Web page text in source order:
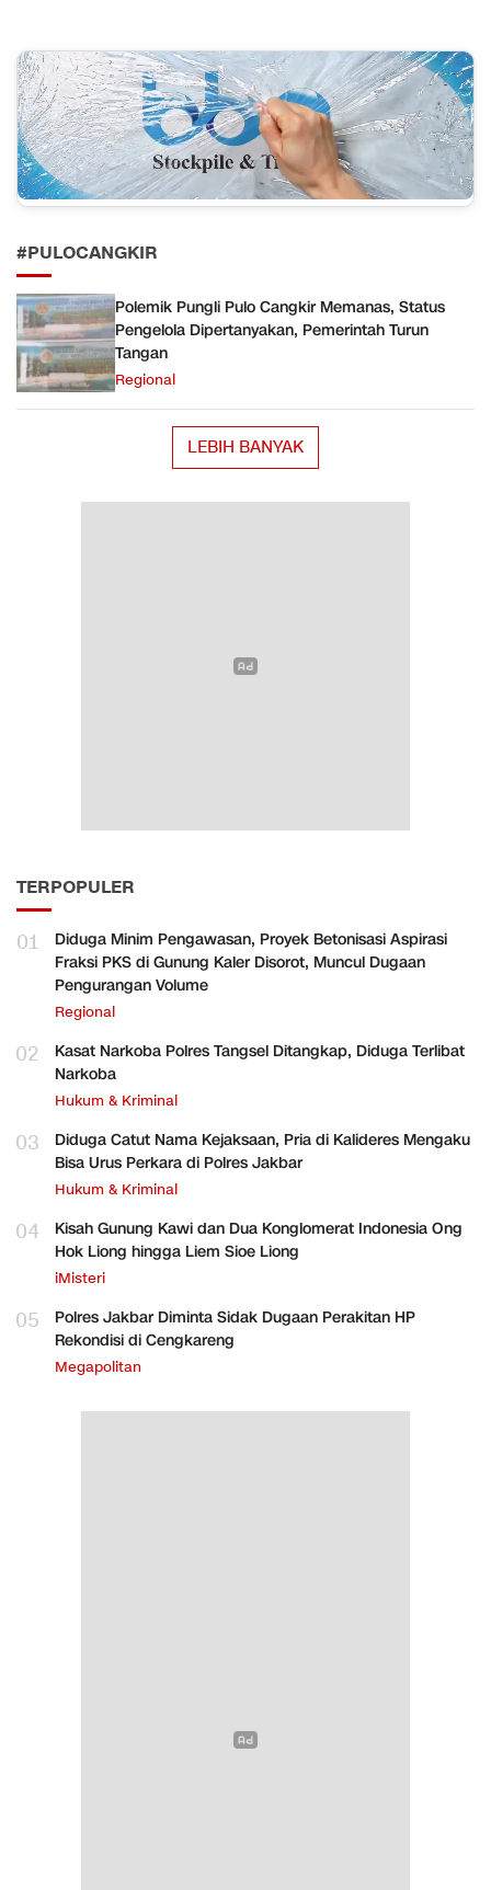
#PULOCANGKIR
Polemik Pungli Pulo Cangkir Memanas, Status
Pengelola Dipertanyakan, Pemerintah Turun
Tangan
Regional
LEBIH BANYAK
TERPOPULER
01
Diduga Minim Pengawasan, Proyek Betonisasi Aspirasi
Fraksi PKS di Gunung Kaler Disorot, Muncul Dugaan
Pengurangan Volume
Regional
02
Kasat Narkoba Polres Tangsel Ditangkap, Diduga Terlibat
Narkoba
Hukum & Kriminal
03
Diduga Catut Nama Kejaksaan, Pria di Kalideres Mengaku
Bisa Urus Perkara di Polres Jakbar
Hukum & Kriminal
04
Kisah Gunung Kawi dan Dua Konglomerat Indonesia Ong
Hok Liong hingga Liem Sioe Liong
iMisteri
05
Polres Jakbar Diminta Sidak Dugaan Perakitan HP
Rekondisi di Cengkareng
Megapolitan